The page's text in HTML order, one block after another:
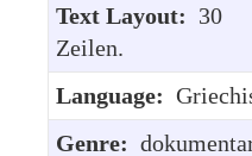
Text Layout: 30
Zeilen.
Language:
Genre: